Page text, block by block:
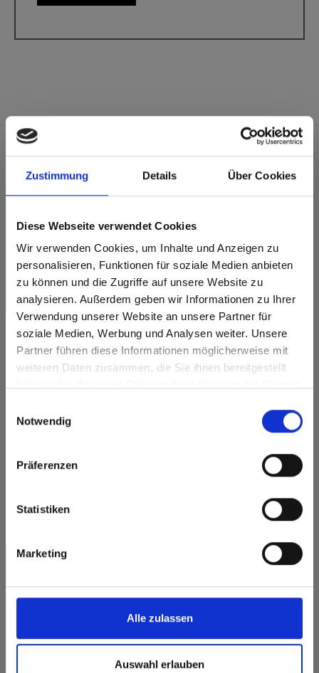
Zustimmung Details Über Cookies
Diese Webseite verwendet Cookies
Wir verwenden Cookies, um Inhalte und Anzeigen zu
personalisieren, Funktionen für soziale Medien anbieten
zu können und die Zugriffe auf unsere Website zu
analysieren. Außerdem geben wir Informationen zu Ihrer
Verwendung unserer Website an unsere Partner für
soziale Medien, Werbung und Analysen weiter. Unsere
Partner führen diese Informationen möglicherweise mit
weiteren Daten zusammen, die Sie ihnen bereitgestellt
Notwendig
Präferenzen
Statistiken
Marketing
Alle zulassen
Auswahl erlauben
sr.modal is not closeable
Are you based in the Vereinigte
Staaten?
rest of the world!
Star Favorit Superfront 0,5 P2 E05 0085
Weiss FH Feinhammerschlag
Nächstgelegener RAL-Code: 9010
Ein Farbabgleich mit dem Originalmuster ist immer notwendig!
Produktmerkmale
Leicht zu reinigen Schlagzäh
Kratzfest Lösungsmittelbeständig
Splitterfrei schneiden,
Das könnte Sie auch interessieren